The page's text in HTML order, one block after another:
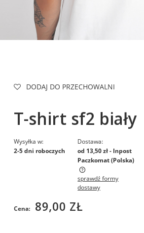
DODAJ DO PRZECHOWALNI
T-shirt sf2 biały
Wysyłka w:
2-5 dni roboczych
Dostawa:
od 13,50 zł- Inpost
Paczkomat(Polska)
Cena nie zawiera ewentualnych
sprawdź formy
dostawy
Cena: 89,00 ZŁ